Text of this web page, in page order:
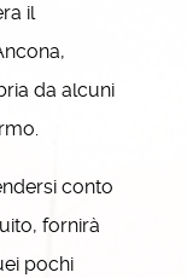
il
da alcuni
conto
fornirà
pochi